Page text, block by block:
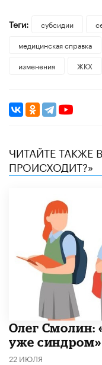
Теги: субсидии
медицинская справка
изменения
ЖКХ
ЧИТАЙТЕ ТАКЖЕ
ПРОИСХОДИТ?»
​Олег Смолин:
уже синдром»
22 ИЮЛЯ